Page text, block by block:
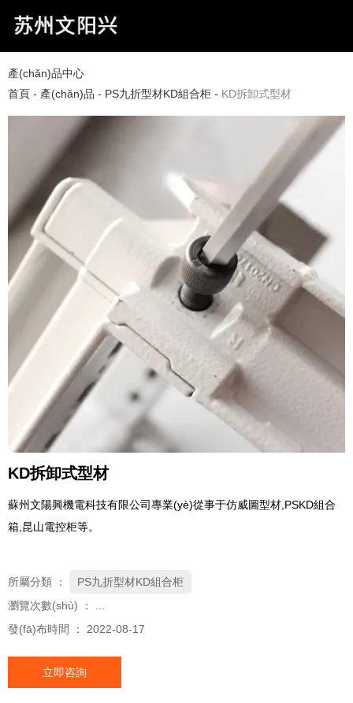
產(chǎn)品中心
首頁 - 產(chǎn)品 - PS九折型材KD組合柜 - KD拆卸式型材
KD拆卸式型材
蘇州文陽興機電科技有限公司專業(yè)從事于仿威圖型材,PSKD組合
箱,昆山電控柜等。
所屬分類 ：
PS九折型材KD組合柜
瀏覽次數(shù) ：
發(fā)布時間 ： 2022-08-17
立即咨詢